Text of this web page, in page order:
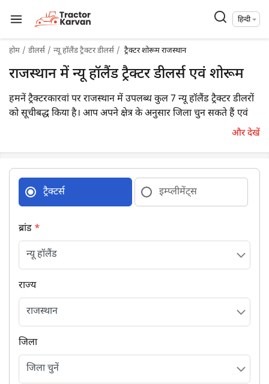
हिन्दी
होम डीलर्स न्यू हॉलैंड ट्रैक्टर डीलर्स ट्रैक्टर शोरूम राजस्थान
राजस्थान में न्यू हॉलैंड ट्रैक्टर डीलर्स एवं शोरूम
हमनें ट्रैक्टरकारवां पर राजस्थान में उपलब्ध कुल 7 न्यू हॉलैंड ट्रैक्टर डीलरों
को सूचीबद्ध किया है। आप अपने क्षेत्र के अनुसार जिला चुन सकते हैं एवं
और देखें
ट्रैक्टर्स इम्प्लीमेंट्स
ब्रांड *
राज्य
जिला